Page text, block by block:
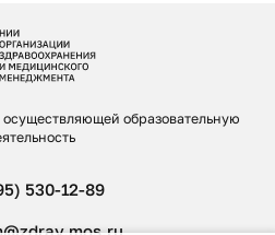
образовательную
530-12-89